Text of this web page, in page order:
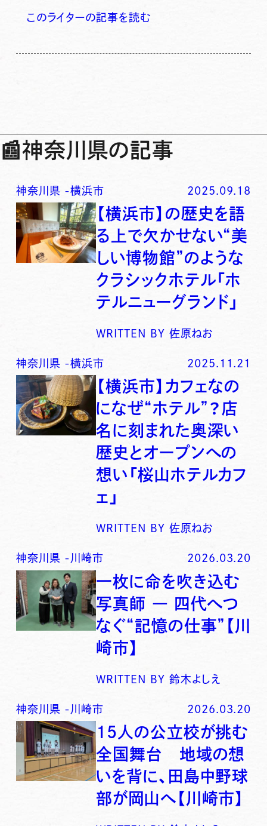
このライターの記事を読む
📰神奈川県の記事
神奈川県 -横浜市 2025.09.18
【横浜市】の歴史を語
る上で欠かせない“美
しい博物館”のような
クラシックホテル「ホ
テルニューグランド」
WRITTEN BY 佐原ねお
神奈川県 -横浜市 2025.11.21
【横浜市】カフェなの
になぜ“ホテル”？店
名に刻まれた奥深い
歴史とオープンへの
想い「桜山ホテルカフ
ェ」
WRITTEN BY 佐原ねお
神奈川県 - 川崎市 2026.03.20
一枚に命を吹き込む
写真師 ― 四代へつ
なぐ“記憶の仕事”【川
崎市】
WRITTEN BY 鈴木よしえ
神奈川県 - 川崎市 2026.03.20
15人の公立校が挑む
全国舞台 地域の想
いを背に、田島中野球
部が岡山へ【川崎市】